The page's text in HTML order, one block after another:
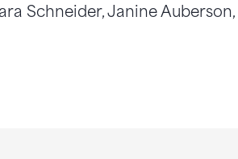
Schneider, Janine